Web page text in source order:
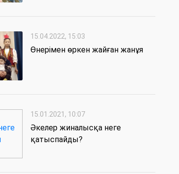
15.04.2022, 15:03
Өнерімен өркен жайған жанұя
15.01.2021, 10:07
Әкелер жиналысқа неге
қатыспайды?